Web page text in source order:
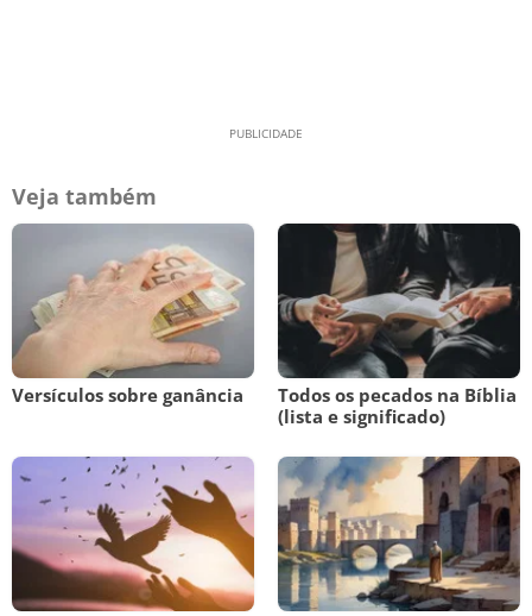
Veja também
Versículos sobre ganância
Todos os pecados na Bíblia
(lista e significado)